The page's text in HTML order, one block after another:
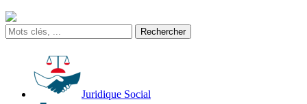
Juridique Social